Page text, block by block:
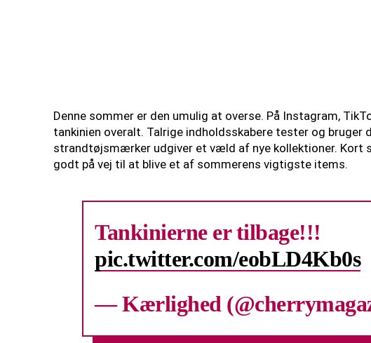
Denne sommer er den umulig at overse. På Instagram,
tankinien overalt. Talrige indholdsskabere tester og bruger
strandtøjsmærker udgiver et væld af nye kollektioner. Kort
godt på vej til at blive et af sommerens vigtigste items.
Tankinierne er tilbage!!!
pic.twitter.com/eobLD4Kb0s
— Kærlighed